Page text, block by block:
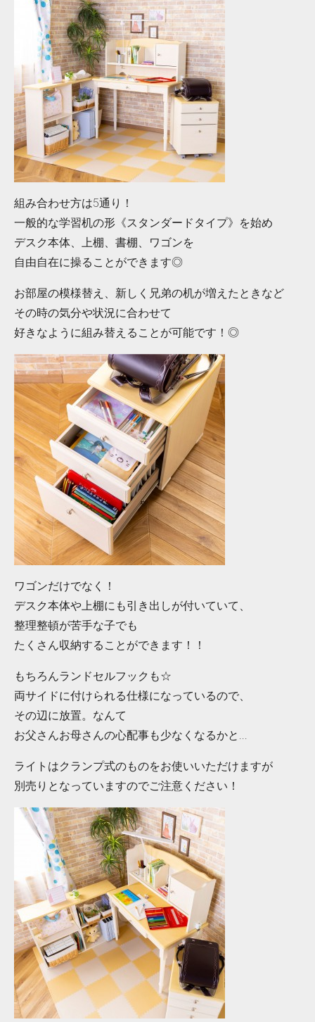
組み合わせ方は5通り！
一般的な学習机の形《スタンダードタイプ》を始め
デスク本体、上棚、書棚、ワゴンを
自由自在に操ることができます◎
お部屋の模様替え、新しく兄弟の机が増えたときなど
その時の気分や状況に合わせて
好きなように組み替えることが可能です！◎
ワゴンだけでなく！
デスク本体や上棚にも引き出しが付いていて、
整理整頓が苦手な子でも
たくさん収納することができます！！
もちろんランドセルフックも☆
両サイドに付けられる仕様になっているので、
その辺に放置。なんて
お父さんお母さんの心配事も少なくなるかと...
ライトはクランプ式のものをお使いいただけますが
別売りとなっていますのでご注意ください！